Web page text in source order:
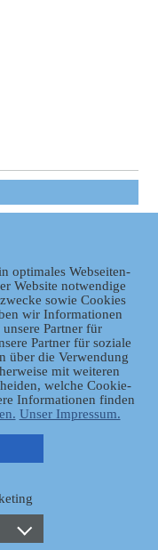
optimales Webseiten-
Website notwendige
sowie Cookies
wir Informationen
Partner für
Partner für soziale
über die Verwendung
mit weiteren
welche Cookie-
Informationen finden
Unser Impressum.